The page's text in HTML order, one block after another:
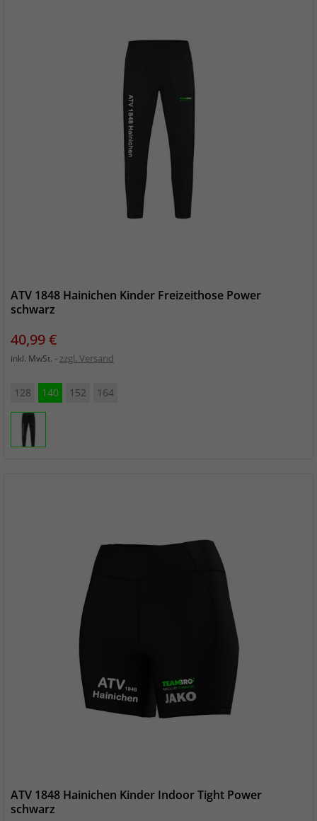
ATV 1848 Hainichen Kinder Freizeithose Power
schwarz
Preis
40,99 €
inkl. MwSt. zzgl. Versand
128 140 152 164
ATV 1848 Hainichen Kinder Indoor Tight Power
schwarz